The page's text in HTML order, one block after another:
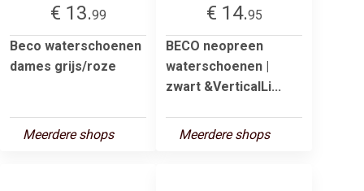
€ 13.99
Beco waterschoenen
dames grijs/roze
Meerdere shops
€ 14.95
BECO neopreen
waterschoenen |
zwart &VerticalLi...
Meerdere shops